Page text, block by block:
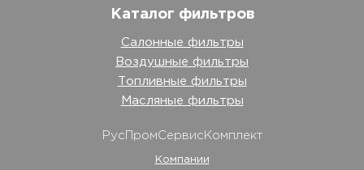
Каталог фильтров
Салонные фильтры
Воздушные фильтры
Топливные фильтры
Масляные фильтры
РусПромСервисКомплект
Компании